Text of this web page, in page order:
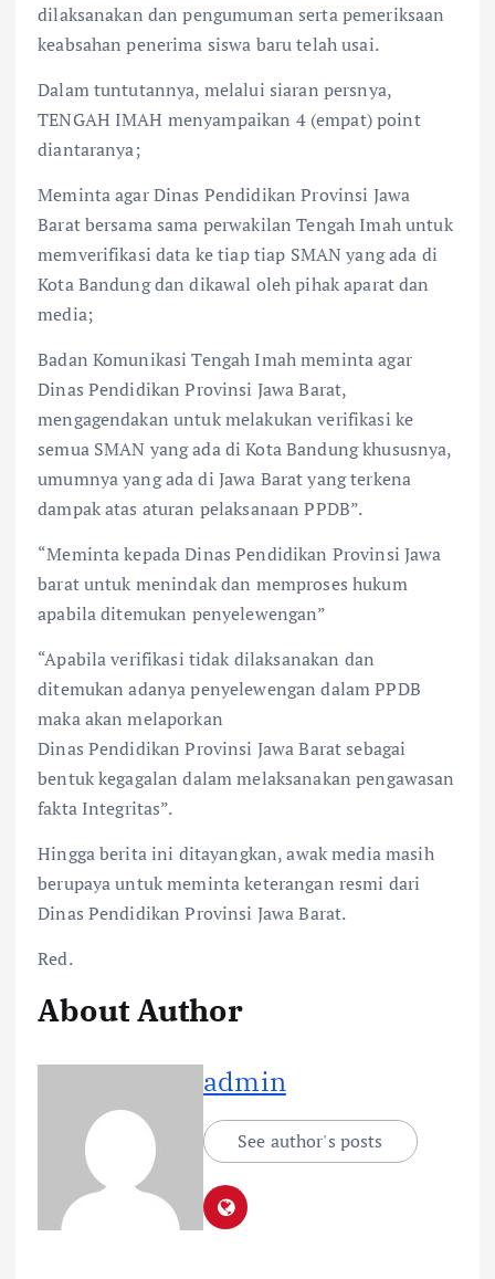
dilaksanakan dan pengumuman serta pemeriksaan
keabsahan penerima siswa baru telah usai.
Dalam tuntutannya, melalui siaran persnya,
TENGAH IMAH menyampaikan 4 (empat) point
diantaranya;
Meminta agar Dinas Pendidikan Provinsi Jawa
Barat bersama sama perwakilan Tengah Imah untuk
memverifikasi data ke tiap tiap SMAN yang ada di
Kota Bandung dan dikawal oleh pihak aparat dan
media;
Badan Komunikasi Tengah Imah meminta agar
Dinas Pendidikan Provinsi Jawa Barat,
mengagendakan untuk melakukan verifikasi ke
semua SMAN yang ada di Kota Bandung khususnya,
umumnya yang ada di Jawa Barat yang terkena
dampak atas aturan pelaksanaan PPDB”.
“Meminta kepada Dinas Pendidikan Provinsi Jawa
barat untuk menindak dan memproses hukum
apabila ditemukan penyelewengan”
“Apabila verifikasi tidak dilaksanakan dan
ditemukan adanya penyelewengan dalam PPDB
maka akan melaporkan
Dinas Pendidikan Provinsi Jawa Barat sebagai
bentuk kegagalan dalam melaksanakan pengawasan
fakta Integritas”.
Hingga berita ini ditayangkan, awak media masih
berupaya untuk meminta keterangan resmi dari
Dinas Pendidikan Provinsi Jawa Barat.
Red.
About Author
admin
See author's posts